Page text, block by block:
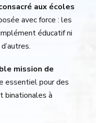
aux écoles
avec force : les
éducatif ni
mission de
essentiel pour des
binationales à